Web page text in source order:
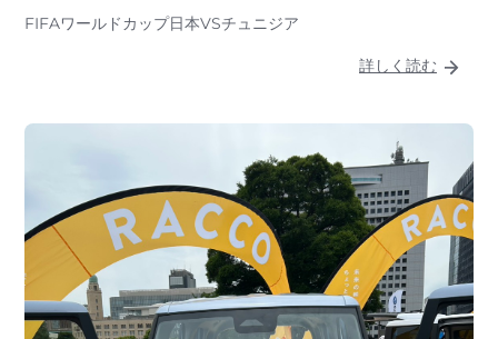
FIFAワールドカップ日本VSチュニジア
詳しく読む